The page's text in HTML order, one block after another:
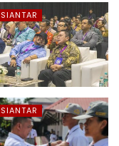
SIANTAR
SIANTAR